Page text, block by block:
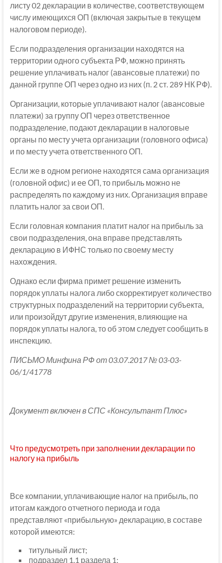
листу 02 декларации в количестве, соответствующем
числу имеющихся ОП (включая закрытые в текущем
налоговом периоде).
Если подразделения организации находятся на
территории одного субъекта РФ, можно принять
решение уплачивать налог (авансовые платежи) по
данной группе ОП через одно из них (п. 2 ст. 289 НК РФ).
Организации, которые уплачивают налог (авансовые
платежи) за группу ОП через ответственное
подразделение, подают декларации в налоговые
органы по месту учета организации (головного офиса)
и по месту учета ответственного ОП.
Если же в одном регионе находятся сама организация
(головной офис) и ее ОП, то прибыль можно не
распределять по каждому из них. Организация вправе
платить налог за свои ОП.
Если головная компания платит налог на прибыль за
свои подразделения, она вправе представлять
декларацию в ИФНС только по своему месту
нахождения.
Однако если фирма примет решение изменить
порядок уплаты налога либо скорректирует количество
структурных подразделений на территории субъекта,
или произойдут другие изменения, влияющие на
порядок уплаты налога, то об этом следует сообщить в
инспекцию.
ПИСЬМО Минфина РФ от 03.07.2017 № 03-03-
06/1/41778
Документ включен в СПС «Консультант Плюс»
Что предусмотреть при заполнении декларации по
налогу на прибыль
Все компании, уплачивающие налог на прибыль, по
итогам каждого отчетного периода и года
представляют «прибыльную» декларацию, в составе
которой имеются:
титульный лист;
подраздел 1.1 раздела 1;